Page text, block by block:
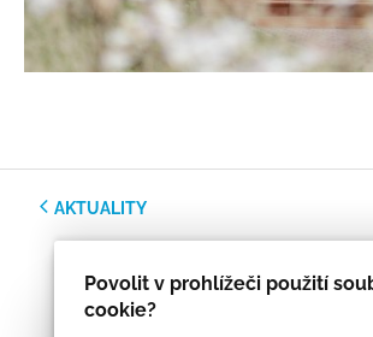
Povolit v prohlížeči použití
cookie?
AKTUALITY